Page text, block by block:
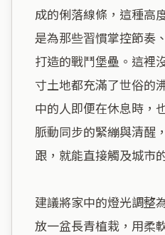
成的俐落線條，這種高
是為那些習慣掌控節奏
打造的戰鬥堡壘。這裡
寸土地都充滿了世俗的
中的人即便在休息時，
脈動同步的緊繃與清醒
跟，就能直接觸及城市
建議將家中的燈光調整
放一盆長青植栽，用柔